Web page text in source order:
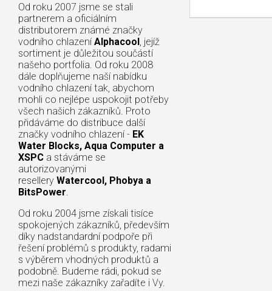
Od roku 2007 jsme se stali
partnerem a oficiálním
distributorem známé značky
vodního chlazení Alphacool, jejíž
sortiment je důležitou součástí
našeho portfolia. Od roku 2008
dále doplňujeme naší nabídku
vodního chlazení tak, abychom
mohli co nejlépe uspokojit potřeby
všech našich zákazníků. Proto
přidáváme do distribuce další
značky vodního chlazení - EK
Water Blocks, Aqua Computer a
XSPC a stáváme se
autorizovanými
resellery Watercool, Phobya a
BitsPower.
Od roku 2004 jsme získali tisíce
spokojených zákazníků, především
díky nadstandardní podpoře při
řešení problémů s produkty, radami
s výběrem vhodných produktů a
podobně. Budeme rádi, pokud se
mezi naše zákazníky zařadíte i Vy.